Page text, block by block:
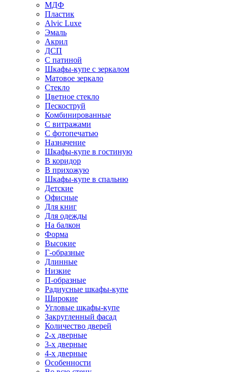
МДФ
Пластик
Alvic Luxe
Эмаль
Акрил
ДСП
С патиной
Шкафы-купе с зеркалом
Матовое зеркало
Стекло
Цветное стекло
Пескоструй
Комбинированные
С витражами
С фотопечатью
Назначение
Шкафы-купе в гостиную
В коридор
В прихожую
Шкафы-купе в спальню
Детские
Офисные
Для книг
Для одежды
На балкон
Форма
Высокие
Г-образные
Длинные
Низкие
П-образные
Радиусные шкафы-купе
Широкие
Угловые шкафы-купе
Закругленный фасад
Количество дверей
2-х дверные
3-х дверные
4-х дверные
Особенности